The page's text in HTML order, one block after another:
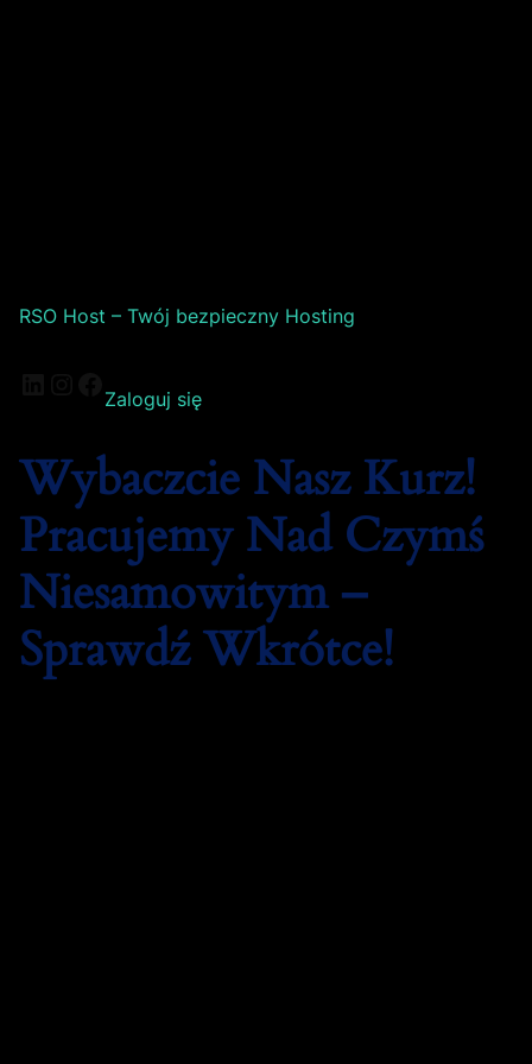
RSO Host – Twój bezpieczny Hosting
Zaloguj się
Wybaczcie Nasz Kurz!
Pracujemy Nad Czymś
Niesamowitym –
Sprawdź Wkrótce!